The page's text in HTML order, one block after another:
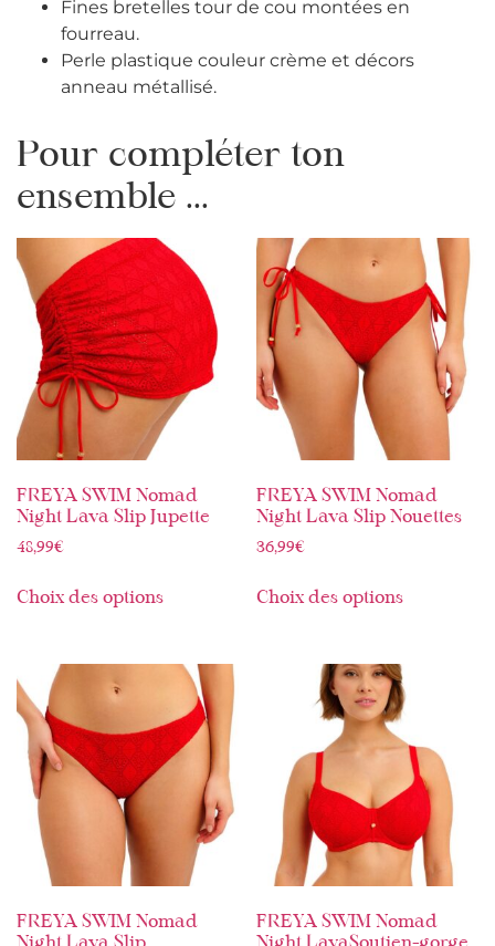
Fines bretelles tour de cou montées en
fourreau.
Perle plastique couleur crème et décors
anneau métallisé.
Pour compléter ton
ensemble ...
FREYA SWIM Nomad
Night Lava Slip Jupette
48,99€
Choix des options
FREYA SWIM Nomad
Night Lava Slip Nouettes
36,99€
Choix des options
FREYA SWIM Nomad
FREYA SWIM Nomad